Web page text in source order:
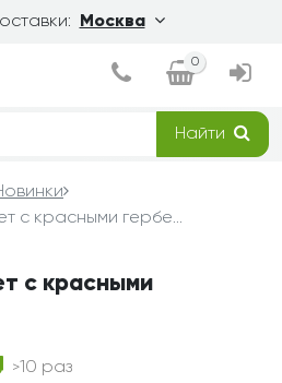
Москва
0
Найти
Яркий день - букет с красными герберами
с красными
>10 раз